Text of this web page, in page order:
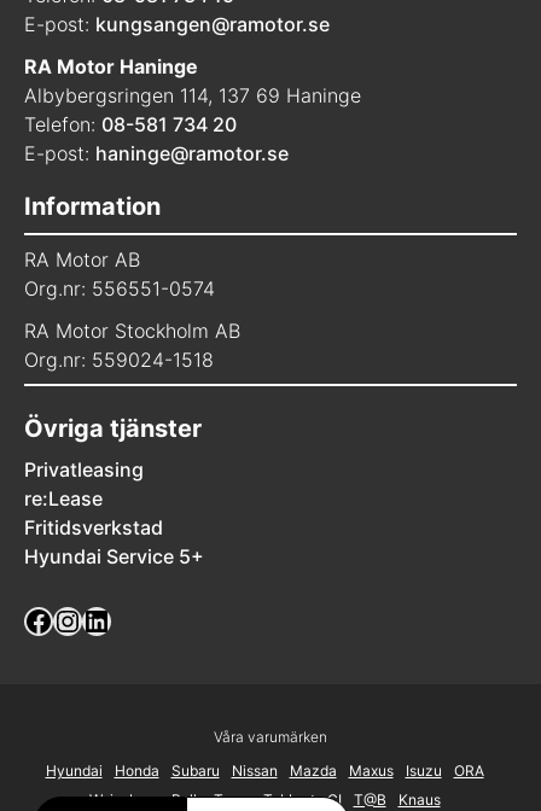
E-post: kungsangen@ramotor.se
RA Motor Haninge
Albybergsringen 114, 137 69 Haninge
Telefon: 08-581 734 20
E-post: haninge@ramotor.se
Information
RA Motor AB
Org.nr: 556551-0574
RA Motor Stockholm AB
Org.nr: 559024-1518
Övriga tjänster
Privatleasing
re:Lease
Fritidsverkstad
Hyundai Service 5+
Facebook
Instagram
LinkedIn
Våra varumärken
Hyundai
Honda Subaru Nissan Mazda Maxus Isuzu
ORA
Weinsberg
Roller Team Tabbert CI T@B Knaus